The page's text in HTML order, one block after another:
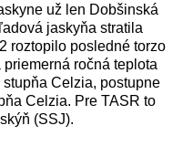
už len Dobšinská
jaskyňa stratila
roztopilo posledné torzo
ročná teplota
Celzia, postupne
Celzia. Pre TASR to
(SSJ).